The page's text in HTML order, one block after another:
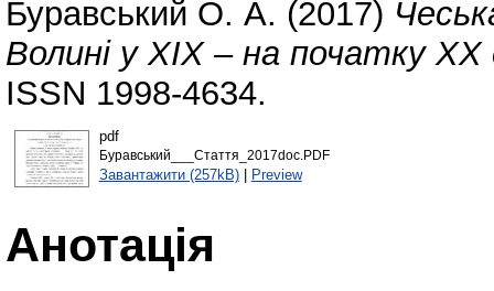
Буравський О. А. (2017)
Волині у ХІХ – на початку
ISSN 1998-4634.
pdf
Буравський___Стаття_2017doc.PDF
Завантажити (257kB)| Preview
Анотація